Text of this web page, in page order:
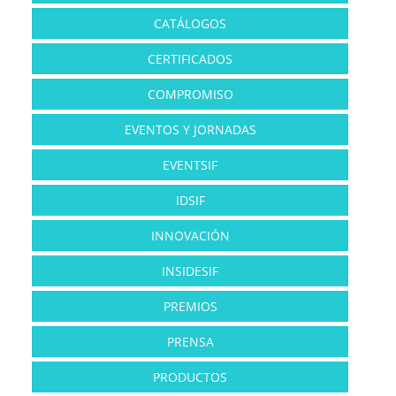
CATÁLOGOS
CERTIFICADOS
COMPROMISO
EVENTOS Y JORNADAS
EVENTSIF
IDSIF
INNOVACIÓN
INSIDESIF
PREMIOS
PRENSA
PRODUCTOS